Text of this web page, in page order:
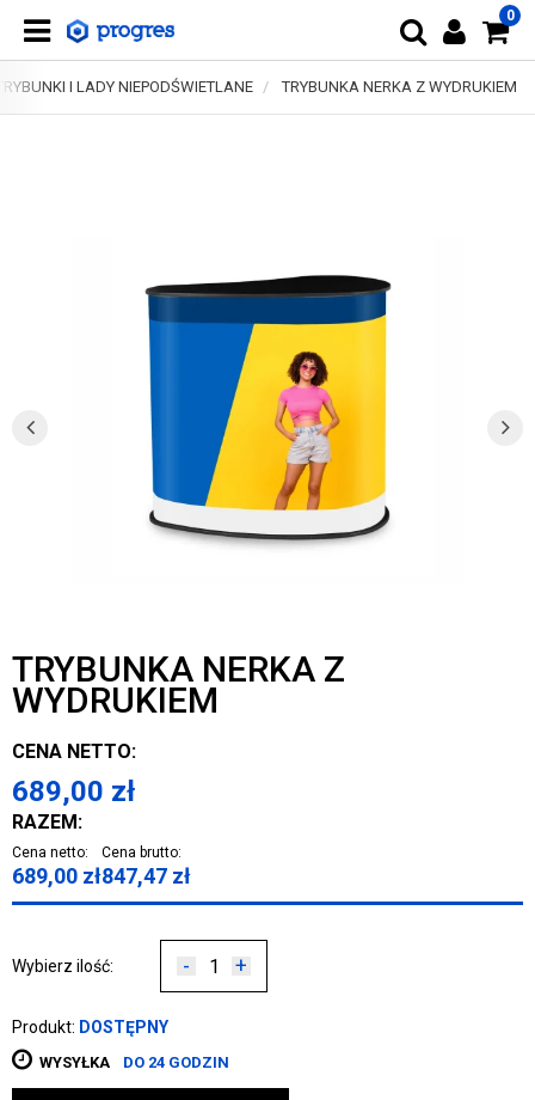
0
I LADY NIEPODŚWIETLANE TRYBUNKA NERKA Z WYDRUKIEM
TRYBUNKA NERKA Z
WYDRUKIEM
CENA NETTO:
689,00 zł
RAZEM:
Cena netto:
689,00 zł
Cena brutto:
847,47 zł
Wybierz ilość: - +
Produkt: DOSTĘPNY
WYSYŁKA DO 24 GODZIN